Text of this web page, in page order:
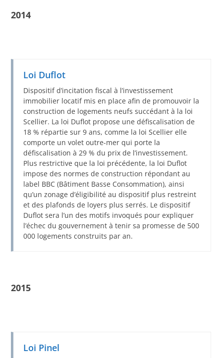
2014
Loi Duflot
Dispositif d’incitation fiscal à l’investissement
immobilier locatif mis en place afin de promouvoir la
construction de logements neufs succédant à la loi
Scellier. La loi Duflot propose une défiscalisation de
18 % répartie sur 9 ans, comme la loi Scellier elle
comporte un volet outre-mer qui porte la
défiscalisation à 29 % du prix de l’investissement.
Plus restrictive que la loi précédente, la loi Duflot
impose des normes de construction répondant au
label BBC (Bâtiment Basse Consommation), ainsi
qu’un zonage d’éligibilité au dispositif plus restreint
et des plafonds de loyers plus serrés. Le dispositif
Duflot sera l’un des motifs invoqués pour expliquer
l’échec du gouvernement à tenir sa promesse de 500
000 logements construits par an.
2015
Loi Pinel